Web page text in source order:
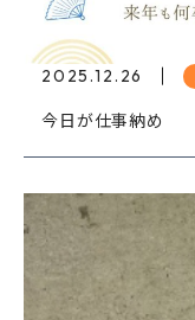
2025.12.26
今日が仕事納め